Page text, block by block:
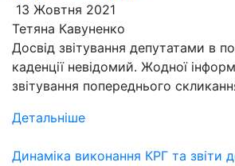
13 Жовтня 2021
Тетяна Кавуненко
Досвід звітування депутатами в
каденції невідомий. Жодної
звітування попереднього
Детальніше
Динаміка виконання КРГ та звіти